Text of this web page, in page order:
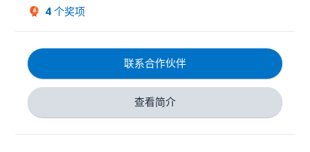
4 个奖项
联系合作伙伴
查看简介